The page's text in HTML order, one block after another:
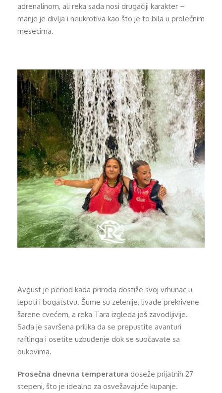
adrenalinom, ali reka sada nosi drugačiji karakter –
manje je divlja i neukrotiva kao što je to bila u prolećnim
mesecima.
Avgust je period kada priroda dostiže svoj vrhunac u
lepoti i bogatstvu. Šume su zelenije, livade prekrivene
šarene cvećem, a reka Tara izgleda još zavodljivije.
Sada je savršena prilika da se prepustite avanturi
raftinga i osetite uzbuđenje dok se suočavate sa
bukovima.
Prosečna dnevna temperatura doseže prijatnih 27
stepeni, što je idealno za osvežavajuće kupanje.